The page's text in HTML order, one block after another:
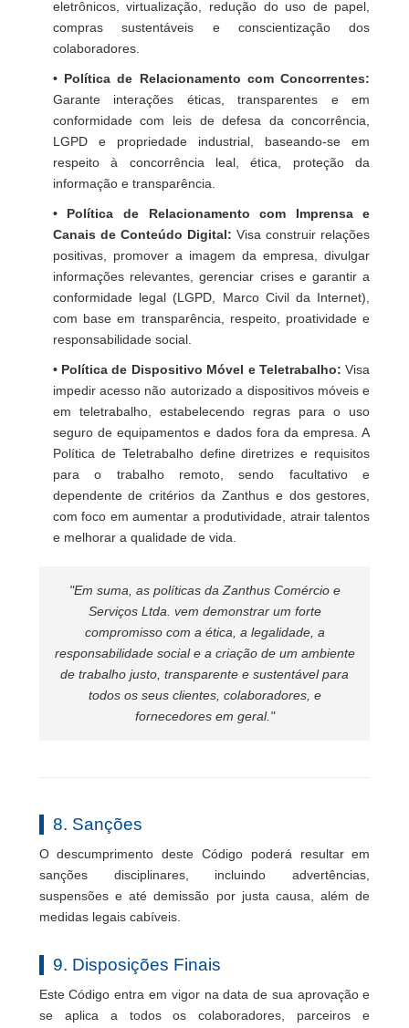
eletrônicos, virtualização, redução do uso de papel,
compras sustentáveis e conscientização dos
colaboradores.
• Política de Relacionamento com Concorrentes:
Garante interações éticas, transparentes e em
conformidade com leis de defesa da concorrência,
LGPD e propriedade industrial, baseando-se em
respeito à concorrência leal, ética, proteção da
informação e transparência.
• Política de Relacionamento com Imprensa e
Canais de Conteúdo Digital: Visa construir relações
positivas, promover a imagem da empresa, divulgar
informações relevantes, gerenciar crises e garantir a
conformidade legal (LGPD, Marco Civil da Internet),
com base em transparência, respeito, proatividade e
responsabilidade social.
• Política de Dispositivo Móvel e Teletrabalho: Visa
impedir acesso não autorizado a dispositivos móveis e
em teletrabalho, estabelecendo regras para o uso
seguro de equipamentos e dados fora da empresa. A
Política de Teletrabalho define diretrizes e requisitos
para o trabalho remoto, sendo facultativo e
dependente de critérios da Zanthus e dos gestores,
com foco em aumentar a produtividade, atrair talentos
e melhorar a qualidade de vida.
"Em suma, as políticas da Zanthus Comércio e
Serviços Ltda. vem demonstrar um forte
compromisso com a ética, a legalidade, a
responsabilidade social e a criação de um ambiente
de trabalho justo, transparente e sustentável para
todos os seus clientes, colaboradores, e
fornecedores em geral."
8. Sanções
O descumprimento deste Código poderá resultar em
sanções disciplinares, incluindo advertências,
suspensões e até demissão por justa causa, além de
medidas legais cabíveis.
9. Disposições Finais
Este Código entra em vigor na data de sua aprovação e
se aplica a todos os colaboradores, parceiros e